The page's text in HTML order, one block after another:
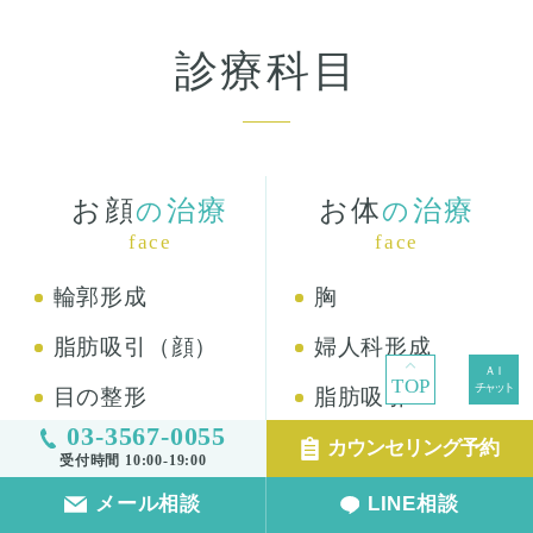
TOP
03-3567-0055
受付時間 10:00-19:00
カウンセリング予約
メール相談 LINE相談
診療科目
お顔の 治療
face
輪郭形成
脂肪吸引（顔）
目の整形
鼻の整形
口の整形
お体の 治療
face
胸
婦人科形成
脂肪吸引
わきが・多汗症
へその施術